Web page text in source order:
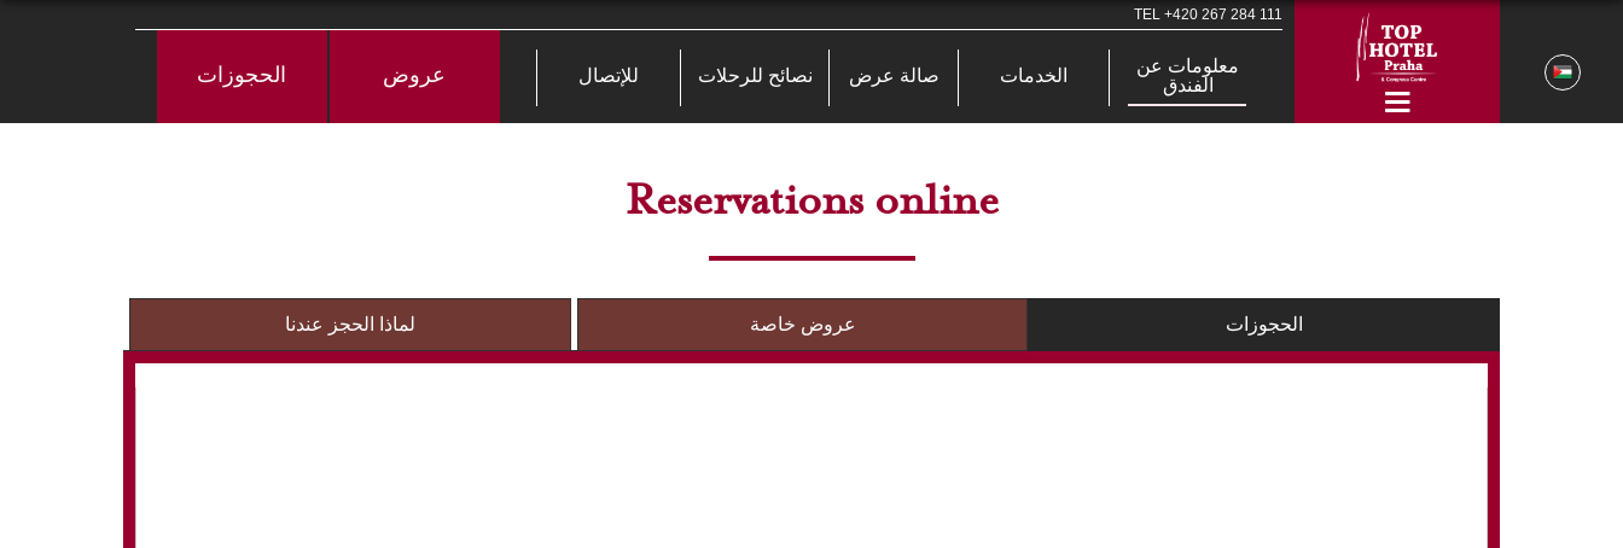
TEL +420 267 284 111
معلومات عن
الفندق
الخدمات صالة عرض نصائح للرحلات للإتصال عروض الحجوزات
Reservations online
الحجوزات عروض خاصة لماذا الحجز عندنا